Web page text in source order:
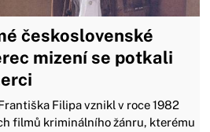
československé
mizení se potkali
Filipa vznikl v roce 1982
filmů kriminálního žánru, kterému